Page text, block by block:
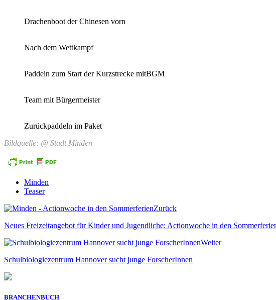
Drachenboot der Chinesen vorn
Nach dem Wettkampf
Paddeln zum Start der Kurzstrecke mitBGM
Team mit Bürgermeister
Zurückpaddeln im Paket
Bildquelle: @ Stadt Minden
Minden
Teaser
Zurück
Neues Freizeitangebot für Kinder und Jugendliche: Actionwoche in den
Weiter
Schulbiologiezentrum Hannover sucht junge ForscherInnen
BRANCHENBUCH